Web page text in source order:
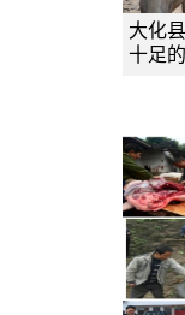
大化
十足